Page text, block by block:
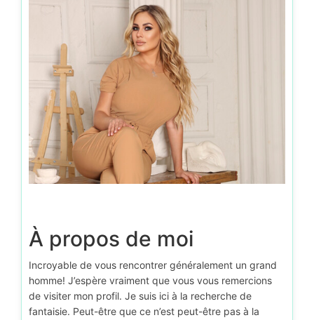
À propos de moi
Incroyable de vous rencontrer généralement un grand
homme! J’espère vraiment que vous vous remercions
de visiter mon profil. Je suis ici à la recherche de
fantaisie. Peut-être que ce n’est peut-être pas à la